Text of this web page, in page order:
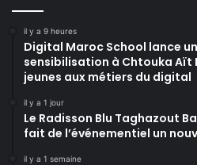
il y a 9 heures
Digital Maroc School lance
sensibilisation à Chtouka Aït
jeunes aux métiers du digital
il y a 1 jour
Le Radisson Blu Taghazout
fait de l’événementiel un
il y a 1 semaine